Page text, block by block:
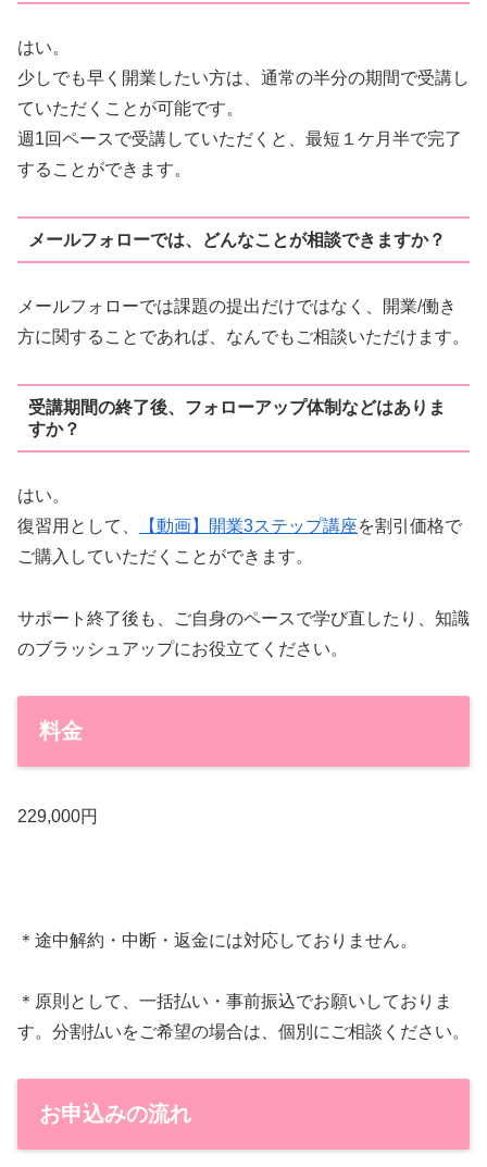
はい。
少しでも早く開業したい方は、通常の半分の期間で受講し
ていただくことが可能です。
週1回ペースで受講していただくと、最短１ケ月半で完了
することができます。
メールフォローでは、どんなことが相談できますか？
メールフォローでは課題の提出だけではなく、開業/働き
方に関することであれば、なんでもご相談いただけます。
受講期間の終了後、フォローアップ体制などはありま
すか？
はい。
復習用として、
【動画】開業3ステップ講座を割引価格で
ご購入していただくことができます。
サポート終了後も、ご自身のペースで学び直したり、知識
のブラッシュアップにお役立てください。
料金
229,000円
＊途中解約・中断・返金には対応しておりません。
＊原則として、一括払い・事前振込でお願いしておりま
す。分割払いをご希望の場合は、個別にご相談ください。
お申込みの流れ